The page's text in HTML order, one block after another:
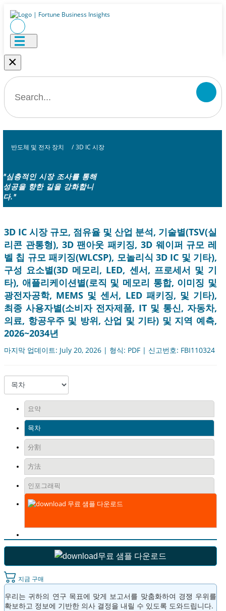
×
반도체 및 전자 장치 / 3D IC 시장
"심층적인 시장 조사를 통해
성공을 향한 길을 강화합니
다."
3D IC 시장 규모, 점유율 및 산업 분석, 기술별(TSV(실
리콘 관통형), 3D 팬아웃 패키징, 3D 웨이퍼 규모 레
벨 칩 규모 패키징(WLCSP), 모놀리식 3D IC 및 기타),
구성 요소별(3D 메모리, LED, 센서, 프로세서 및 기
타), 애플리케이션별(로직 및 메모리 통합, 이미징 및
광전자공학, MEMS 및 센서, LED 패키징, 및 기타),
최종 사용자별(소비자 전자제품, IT 및 통신, 자동차,
의료, 항공우주 및 방위, 산업 및 기타) 및 지역 예측,
2026~2034년
마지막 업데이트: July 20, 2026 | 형식: PDF | 신고번호: FBI110324
요약
목차
分割
方法
인포그래픽
무료 샘플 다운로드
무료 샘플 다운로드
지금 구매
우리는 귀하의 연구 목표에 맞게 보고서를 맞춤화하여 경쟁 우위를
확보하고 정보에 기반한 의사 결정을 내릴 수 있도록 도와드립니다.